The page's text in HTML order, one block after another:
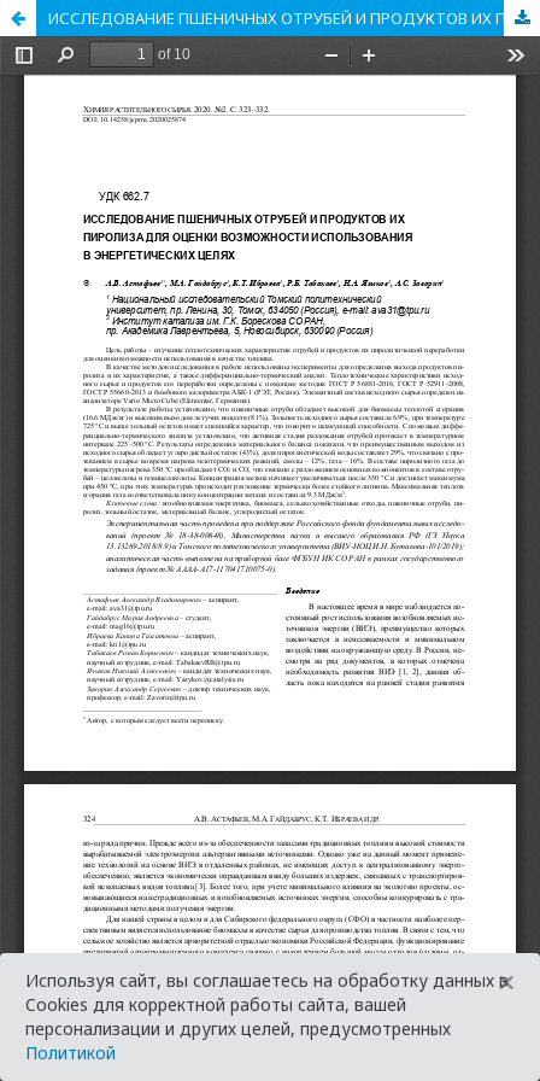
ИССЛЕДОВАНИЕ ПШЕНИЧНЫХ ОТРУБЕЙ И ПРОДУКТОВ ИХ ПИРОЛИЗА ДЛЯ ОЦЕНКИ ВОЗМОЖНОСТИ ИСПОЛЬЗОВАНИЯ В ЭНЕРГЕТИЧЕСКИХ ЦЕЛЯХ
Используя сайт, вы соглашаетесь на обработку данных в
Cookies для корректной работы сайта, вашей
персонализации и других целей, предусмотренных
Политикой
×